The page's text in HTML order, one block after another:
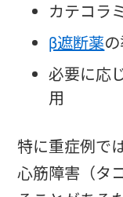
カテコラ
β遮断薬
必要に応
用
特に重症例で
心筋障害（タ